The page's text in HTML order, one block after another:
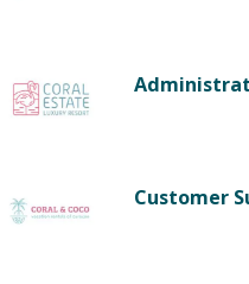
Customer